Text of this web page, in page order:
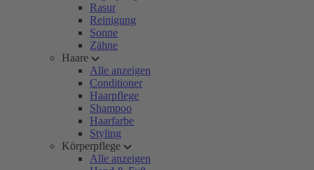
Rasur
Reinigung
Sonne
Zähne
Haare
Alle anzeigen
Conditioner
Haarpflege
Shampoo
Haarfarbe
Styling
Körperpflege
Alle anzeigen